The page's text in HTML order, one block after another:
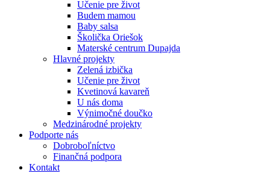
Učenie pre život
Budem mamou
Baby salsa
Školička Oriešok
Materské centrum Dupajda
Hlavné projekty
Zelená izbička
Učenie pre život
Kvetinová kavareň
U nás doma
Výnimočné doučko
Medzinárodné projekty
Podporte nás
Dobroboľníctvo
Finančná podpora
Kontakt